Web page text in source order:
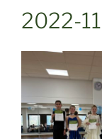
2022-